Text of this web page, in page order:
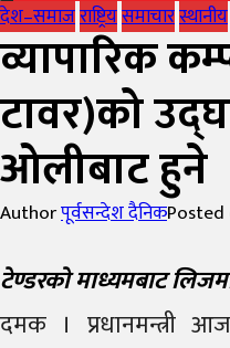
देश–समाजराष्ट्रियसमाचारस्थानीय
व्यापारिक
टावर)को
ओलीबाट हुने
Authorपूर्वसन्देश दैनिकPosted
टेण्डरको माध्यमबाट
दमक । प्रधानमन्त्री